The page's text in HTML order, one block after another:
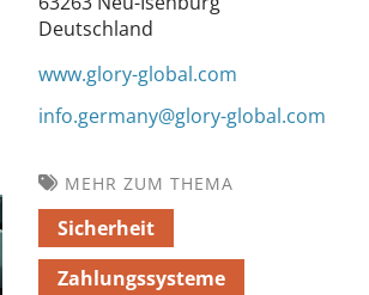
Deutschland
www.glory-global.com
info.germany@glory-global.com
MEHR ZUM THEMA
Sicherheit
Zahlungssysteme